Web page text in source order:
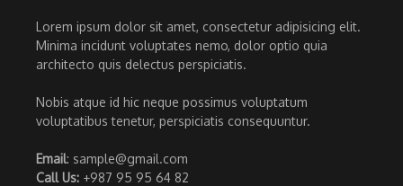
Lorem ipsum dolor sit amet, consectetur adipisicing elit.
Minima incidunt voluptates nemo, dolor optio quia
architecto quis delectus perspiciatis.
Nobis atque id hic neque possimus voluptatum
voluptatibus tenetur, perspiciatis consequuntur.
Email: sample@gmail.com
Call Us: +987 95 95 64 82